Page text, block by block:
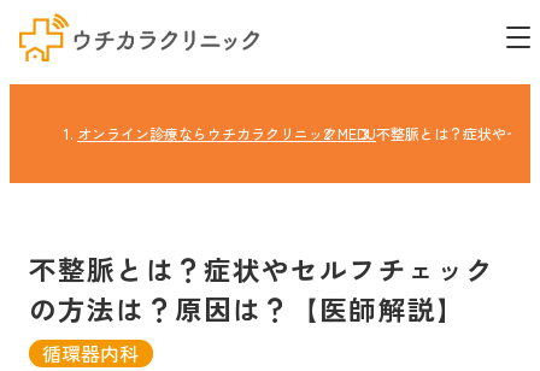
オンライン診療ならウチカラクリニックMEDU不整脈とは？症状やセ
不整脈とは？症状やセルフチェック
の方法は？原因は？【医師解説】
循環器内科